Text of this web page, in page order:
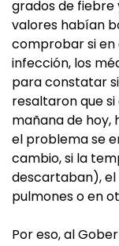
grados de fiebre
valores habían
comprobar si en
infección, los
para constatar
resaltaron que
mañana de hoy,
el problema se
cambio, si la
descartaban),
pulmones o en
Por eso, al